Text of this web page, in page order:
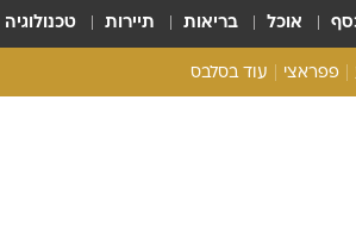
אוכל בריאות תיירות טכנולוגיה
פפראצי עוד בסלבס